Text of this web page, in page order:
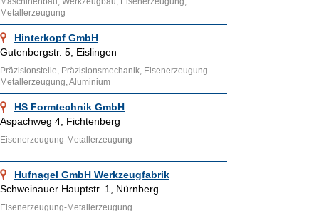
Metallerzeugung
Hinterkopf GmbH
Gutenbergstr. 5, Eislingen
Präzisionsteile, Präzisionsmechanik, Eisenerzeugung-
Metallerzeugung, Aluminium
HS Formtechnik GmbH
Aspachweg 4, Fichtenberg
Eisenerzeugung-Metallerzeugung
Hufnagel GmbH Werkzeugfabrik
Schweinauer Hauptstr. 1, Nürnberg
Eisenerzeugung-Metallerzeugung